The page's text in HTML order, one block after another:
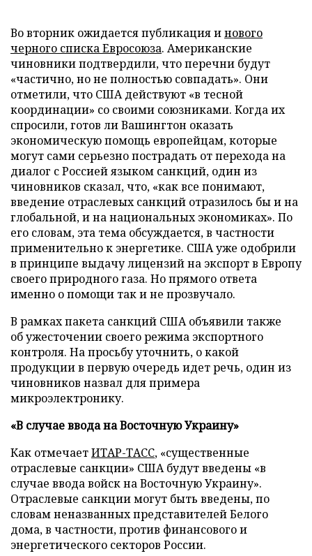
Во вторник ожидается публикация инового
черного списка Евросоюза. Американские
чиновники подтвердили, что перечни будут
«частично, но не полностью совпадать». Они
отметили, что США действуют «в тесной
координации» со своими союзниками. Когда их
спросили, готов ли Вашингтон оказать
экономическую помощь европейцам, которые
могут сами серьезно пострадать от перехода на
диалог с Россией языком санкций, один из
чиновников сказал, что, «как все понимают,
введение отраслевых санкций отразилось бы и на
глобальной, и на национальных экономиках». По
его словам, эта тема обсуждается, в частности
применительно к энергетике. США уже одобрили
в принципе выдачу лицензий на экспорт в Европу
своего природного газа. Но прямого ответа
именно о помощи так и не прозвучало.
В рамках пакета санкций США объявили также
об ужесточении своего режима экспортного
контроля. На просьбу уточнить, о какой
продукции в первую очередь идет речь, один из
чиновников назвал для примера
микроэлектронику.
«В случае ввода на Восточную Украину»
Как отмечаетИТАР-ТАСС, «существенные
отраслевые санкции» США будут введены «в
случае ввода войск на Восточную Украину».
Отраслевые санкции могут быть введены, по
словам неназванных представителей Белого
дома, в частности, против финансового и
энергетического секторов России.